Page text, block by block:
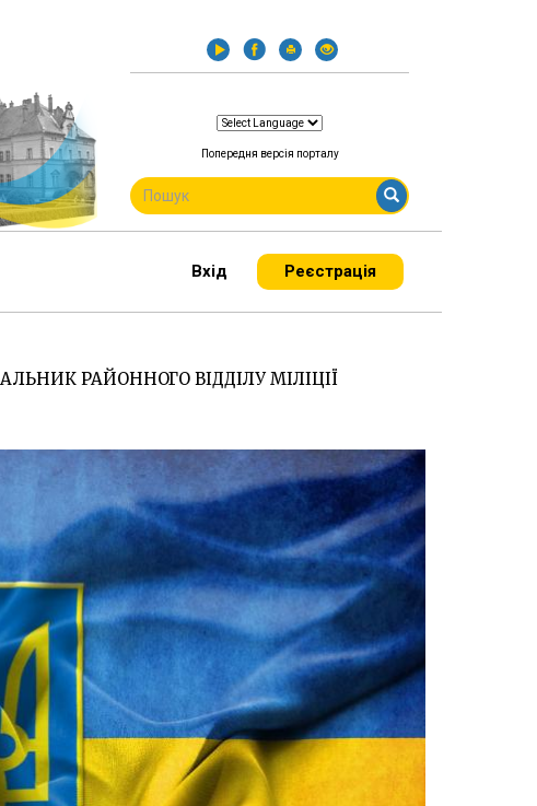
Попередня версія порталу
ПОШУКОВА
ФОРМА
Пошук
Вхід
Реєстрація
РАЙОННОГО ВІДДІЛУ МІЛІЦІЇ